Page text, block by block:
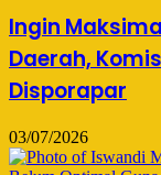
Ingin
Daerah,
Disporapar
03/07/2026